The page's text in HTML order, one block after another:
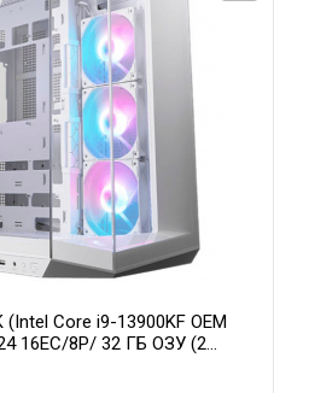
Core i9-13900KF OEM
16EC/8P/ 32 ГБ ОЗУ (2
GAMING OC 16GB GDDR6